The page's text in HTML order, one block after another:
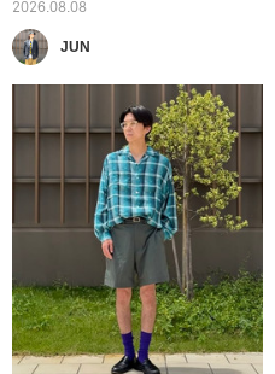
2026.08.08
JUN